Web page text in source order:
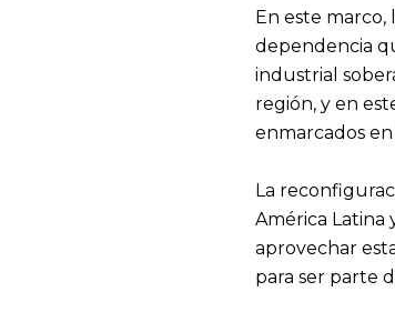
En este
dependencia
industrial
región, y en
enmarcados
La
América Latina
aprovechar
para ser parte